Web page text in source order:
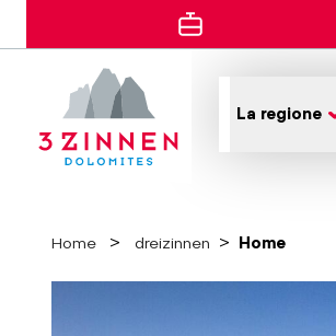
La regione
Home dreizinnen Home